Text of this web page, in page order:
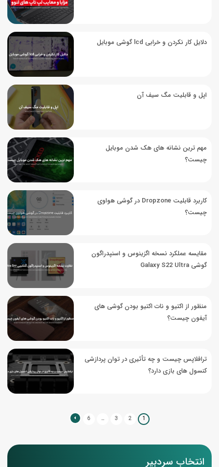
دلایل کار نکردن و خرابی lcd گوشی موبایل
اپل و قابلیت مگ سیف آن
مهم ترین نشانه های هک شدن موبایل
چیست؟
کاربرد قابلیت Dropzone در گوشی هواوی
چیست؟
مقایسه عملکرد نسخه اگزینوس و اسنپدراگون
گوشی Galaxy S22 Ultra
منظور از اکتیو و نات اکتیو بودن گوشی های
آیفون چیست؟
ترافلاپس چیست و چه تأثیری در توان پردازشی
کنسول های بازی دارد؟
1
2
3
…
6
انتخاب سردبیر